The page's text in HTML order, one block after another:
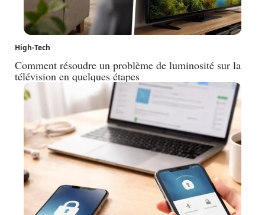
High-Tech
Comment résoudre un problème de luminosité sur la
télévision en quelques étapes